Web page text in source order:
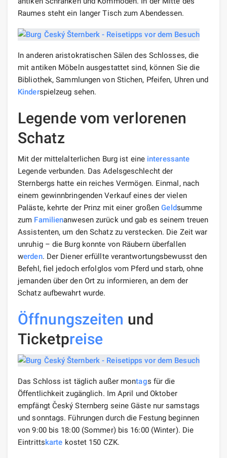
Raumes steht ein langer Tisch zum Abendessen.
In anderen aristokratischen Sälen des Schlosses, die
mit antiken Möbeln ausgestattet sind, können Sie die
Bibliothek, Sammlungen von Stichen, Pfeifen, Uhren und
Kinderspielzeug sehen.
Legende vom verlorenen
Schatz
Mit der mittelalterlichen Burg ist eine interessante
Legende verbunden. Das Adelsgeschlecht der
Sternbergs hatte ein reiches Vermögen. Einmal, nach
einem gewinnbringenden Verkauf eines der vielen
Paläste, kehrte der Prinz mit einer großenGeldsumme
zum Familienanwesen zurück und gab es seinem treuen
Assistenten, um den Schatz zu verstecken. Die Zeit war
unruhig – die Burg konnte von Räubern überfallen
werden. Der Diener erfüllte verantwortungsbewusst den
Befehl, fiel jedoch erfolglos vom Pferd und starb, ohne
jemanden über den Ort zu informieren, an dem der
Schatz aufbewahrt wurde.
Öffnungszeiten und
Ticketpreise
Das Schloss ist täglich außer montags für die
Öffentlichkeit zugänglich. Im April und Oktober
empfängt Český Sternberg seine Gäste nur samstags
und sonntags. Führungen durch die Festung beginnen
von 9:00 bis 18:00 (Sommer) bis 16:00 (Winter). Die
Eintrittskarte kostet 150 CZK.